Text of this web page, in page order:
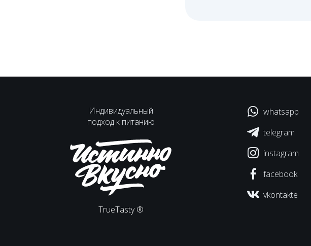
Индивидуальный
подход к питанию
TrueTasty ®
whatsapp
telegram
instagram
facebook
vkontakte